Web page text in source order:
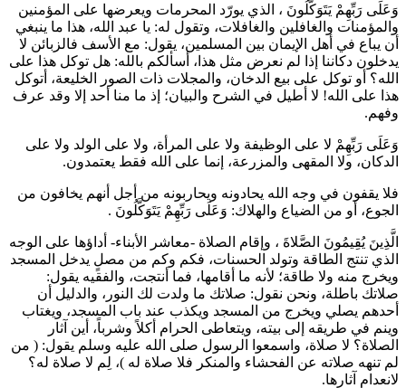
وَعَلَى رَبِّهِمْ يَتَوَكَّلُونَ ، الذي يورّد المحرمات ويعرضها على المؤمنين
والمؤمنات والغافلين والغافلات، وتقول له: يا عبد الله، هذا ما ينبغي
أن يباع في أهل الإيمان بين المسلمين، يقول: مع الأسف فالزبائن لا
يدخلون دكاننا إذا لم نعرض مثل هذا، أسألكم بالله: هل توكل هذا على
الله؟ أو توكل على بيع الدخان، والمجلات ذات الصور الخليعة، أتوكل
هذا على الله! لا أطيل في الشرح والبيان؛ إذ ما منا أحد إلا وقد عرف
وفهم.
وَعَلَى رَبِّهِمْ لا على الوظيفة ولا على المرأة، ولا على الولد ولا على
الدكان، ولا المقهى والمزرعة، إنما على الله فقط يعتمدون.
فلا يقفون في وجه الله يحادونه ويحاربونه من أجل أنهم يخافون من
الجوع، أو من الضياع والهلاك: وَعَلَى رَبِّهِمْ يَتَوَكَّلُونَ .
الَّذِينَ يُقِيمُونَ الصَّلاةَ ، وإقام الصلاة -معاشر الأبناء- أداؤها على الوجه
الذي تنتج الطاقة وتولد الحسنات، فكم وكم من مصلٍ يدخل المسجد
ويخرج منه ولا طاقة؛ لأنه ما أقامها، فما أنتجت، والفقيه يقول:
صلاتك باطلة، ونحن نقول: صلاتك ما ولدت لك النور، والدليل أن
أحدهم يصلي ويخرج من المسجد ويكذب عند باب المسجد، ويغتاب
وينم في طريقه إلى بيته، ويتعاطى الحرام أكلاً وشرباً، أين آثار
الصلاة؟ لا صلاة، واسمعوا الرسول صلى الله عليه وسلم يقول: ( من
لم تنهه صلاته عن الفحشاء والمنكر فلا صلاة له )، لِم لا صلاة له؟
لانعدام آثارها.